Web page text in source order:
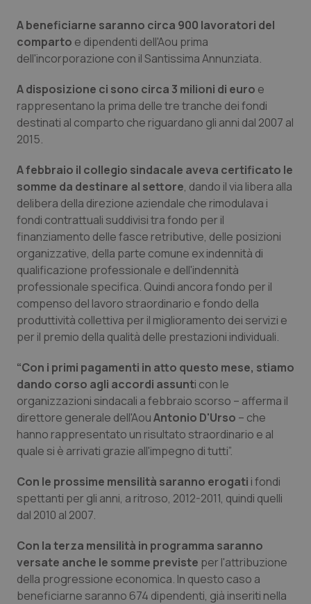
Campania
Friuli Venezia Giulia
Liguria
Lombardia
Marche
Molise
Piemonte
Provincia Autonoma di Bolzano
Provincia Autonoma di Trento
Puglia
Sardegna
Sicilia
Toscana
Umbria
Car-T
Dermatite Atopica
Disturbi dell’umore
Dolore
Donna & Salute
Epatiti
HIV
Infezioni & Febbre
Ipertensione & Scompenso
Malattie rare
Malattia di Crohn & Rettocolite Ulcerosa
Neuroscienze & patologie neurodegenerative
Obesità
Oftalmologia
A beneficiarne saranno circa 900 lavoratori del
comparto e dipendenti dell'Aou prima
dell'incorporazione con il Santissima Annunziata.
A disposizione ci sono circa 3 milioni di euro e
rappresentano la prima delle tre tranche dei fondi
destinati al comparto che riguardano gli anni dal 2007 al
2015.
A febbraio il collegio sindacale aveva certificato le
somme da destinare al settore, dando il via libera alla
delibera della direzione aziendale che rimodulava i
fondi contrattuali suddivisi tra fondo per il
finanziamento delle fasce retributive, delle posizioni
organizzative, della parte comune ex indennità di
qualificazione professionale e dell'indennità
professionale specifica. Quindi ancora fondo per il
compenso del lavoro straordinario e fondo della
produttività collettiva per il miglioramento dei servizi e
per il premio della qualità delle prestazioni individuali.
“Con i primi pagamenti in atto questo mese, stiamo
dando corso agli accordi assunti con le
organizzazioni sindacali a febbraio scorso – afferma il
direttore generale dell'AouAntonio D'Urso – che
hanno rappresentato un risultato straordinario e al
quale si è arrivati grazie all'impegno di tutti”.
Con le prossime mensilità saranno erogati i fondi
spettanti per gli anni, a ritroso, 2012-2011, quindi quelli
dal 2010 al 2007.
Con la terza mensilità in programma saranno
versate anche le somme previste per l'attribuzione
della progressione economica. In questo caso a
beneficiarne saranno 674 dipendenti, già inseriti nella